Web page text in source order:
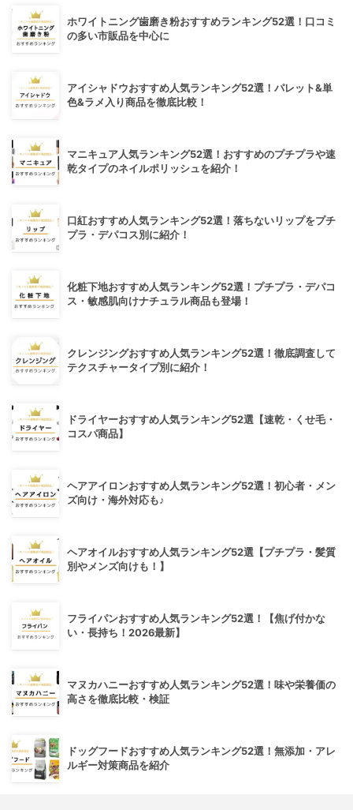
ホワイトニング歯磨き粉おすすめランキング52選！口コミ
の多い市販品を中心に
アイシャドウおすすめ人気ランキング52選！パレット&単
色&ラメ入り商品を徹底比較！
マニキュア人気ランキング52選！おすすめのプチプラや速
乾タイプのネイルポリッシュを紹介！
口紅おすすめ人気ランキング52選！落ちないリップをプチ
プラ・デパコス別に紹介！
化粧下地おすすめ人気ランキング52選！プチプラ・デパコ
ス・敏感肌向けナチュラル商品も登場！
クレンジングおすすめ人気ランキング52選！徹底調査して
テクスチャータイプ別に紹介！
ドライヤーおすすめ人気ランキング52選【速乾・くせ毛・
コスパ商品】
ヘアアイロンおすすめ人気ランキング52選！初心者・メン
ズ向け・海外対応も♪
ヘアオイルおすすめ人気ランキング52選【プチプラ・髪質
別やメンズ向けも！】
フライパンおすすめ人気ランキング52選！【焦げ付かな
い・長持ち！2026最新】
マヌカハニーおすすめ人気ランキング52選！味や栄養価の
高さを徹底比較・検証
ドッグフードおすすめ人気ランキング52選！無添加・アレ
ルギー対策商品を紹介